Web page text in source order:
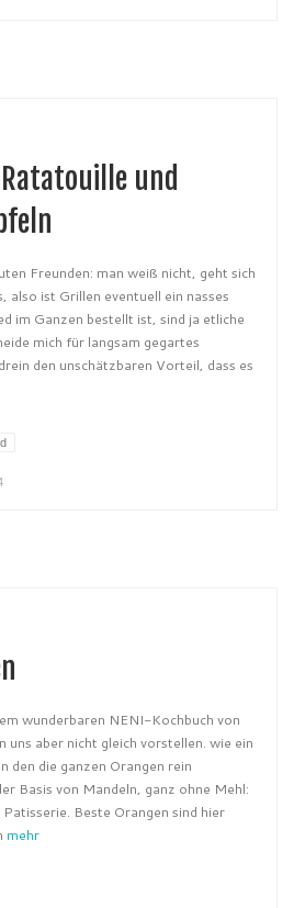
und
Freunden: man weiß nicht, geht sich
also ist Grillen eventuell ein nasses
im Ganzen bestellt ist, sind ja etliche
mich für langsam gegartes
den unschätzbaren Vorteil, dass es
wunderbaren NENI-Kochbuch von
aber nicht gleich vorstellen. wie ein
den die ganzen Orangen rein
Basis von Mandeln, ganz ohne Mehl:
Beste Orangen sind hier
mehr